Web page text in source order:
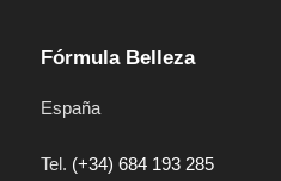
Fórmula Belleza
España
Tel. (+34) 684 193 285